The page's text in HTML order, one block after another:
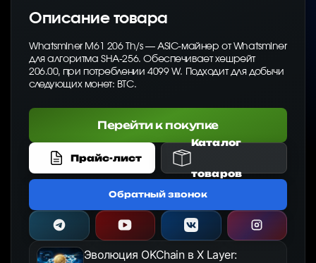
Описание товара
Whatsminer M61 206 Th/s — ASIC-майнер от Whatsminer
для алгоритма SHA-256. Обеспечивает хешрейт
206.00, при потреблении 4099 W. Подходит для добычи
следующих монет: BTC.
Перейти к покупке
Прайс-лист
Каталог
товаров
Обратный звонок
Эволюция OKChain в X Layer: